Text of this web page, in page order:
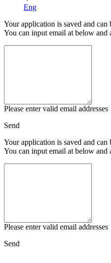
Eng
Your application is saved and can
You can input email at below and
Please enter valid email addresses
Send
Your application is saved and can
You can input email at below and
Please enter valid email addresses
Send